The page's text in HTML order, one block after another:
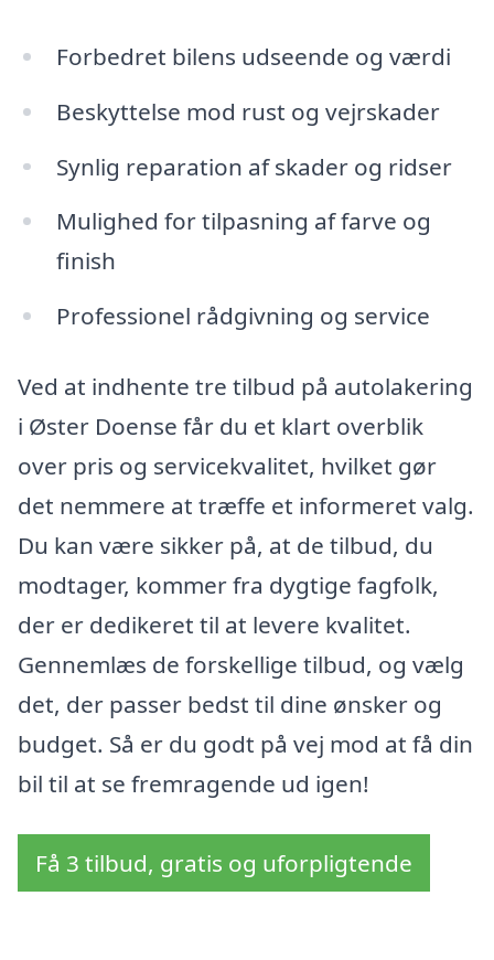
Forbedret bilens udseende og værdi
Beskyttelse mod rust og vejrskader
Synlig reparation af skader og ridser
Mulighed for tilpasning af farve og
finish
Professionel rådgivning og service
Ved at indhente tre tilbud på autolakering
i Øster Doense får du et klart overblik
over pris og servicekvalitet, hvilket gør
det nemmere at træffe et informeret valg.
Du kan være sikker på, at de tilbud, du
modtager, kommer fra dygtige fagfolk,
der er dedikeret til at levere kvalitet.
Gennemlæs de forskellige tilbud, og vælg
det, der passer bedst til dine ønsker og
budget. Så er du godt på vej mod at få din
bil til at se fremragende ud igen!
Få 3 tilbud, gratis og uforpligtende